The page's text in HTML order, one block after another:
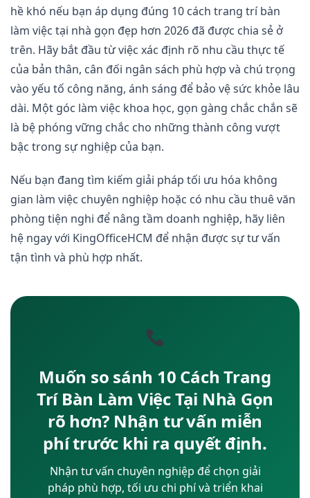
hề khó nếu bạn áp dụng đúng 10 cách trang trí bàn
làm việc tại nhà gọn đẹp hơn 2026 đã được chia sẻ ở
trên. Hãy bắt đầu từ việc xác định rõ nhu cầu thực tế
của bản thân, cân đối ngân sách phù hợp và chú trọng
vào yếu tố công năng, ánh sáng để bảo vệ sức khỏe lâu
dài. Một góc làm việc khoa học, gọn gàng chắc chắn sẽ
là bệ phóng vững chắc cho những thành công vượt
bậc trong sự nghiệp của bạn.
Nếu bạn đang tìm kiếm giải pháp tối ưu hóa không
gian làm việc chuyên nghiệp hoặc có nhu cầu thuê văn
phòng tiện nghi để nâng tầm doanh nghiệp, hãy liên
hệ ngay với KingOfficeHCM để nhận được sự tư vấn
tận tình và phù hợp nhất.
Muốn so sánh 10 Cách Trang
Trí Bàn Làm Việc Tại Nhà Gọn
rõ hơn? Nhận tư vấn miễn
phí trước khi ra quyết định.
Nhận tư vấn chuyên nghiệp để chọn giải
pháp phù hợp, tối ưu chi phí và triển khai